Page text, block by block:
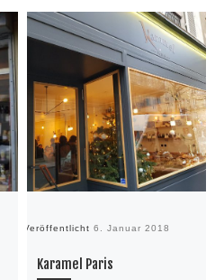
Veröffentlicht 6. Januar 2018
Karamel Paris